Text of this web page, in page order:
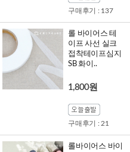
구매후기 : 137
롤 바이어스 테
이프 사선 실크
접착테이프심지
SB 화이..
1,800원
구매후기 : 21
롤바이어스 바이